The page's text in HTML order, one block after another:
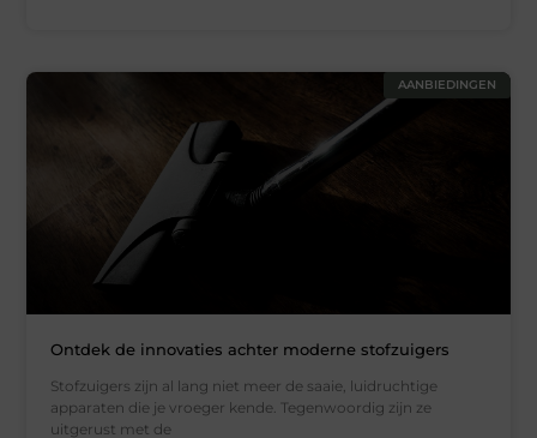
AANBIEDINGEN
Ontdek de innovaties achter moderne stofzuigers
Stofzuigers zijn al lang niet meer de saaie, luidruchtige
apparaten die je vroeger kende. Tegenwoordig zijn ze
uitgerust met de